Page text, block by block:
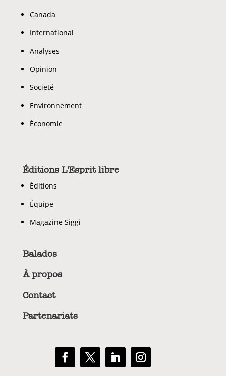
Canada
International
Analyses
Opinion
Societé
Environnement
Économie
Éditions L'Esprit libre
Éditions
Équipe
Magazine Siggi
Balados
À propos
Contact
Partenariats